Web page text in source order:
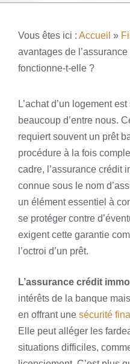
Vous êtes ici : Accueil »
avantages de
fonctionne-t-elle ?
L’achat d’un logement
beaucoup d’entre nous.
requiert souvent un prêt
procédure à la fois
cadre, l’assurance crédit
connue sous le nom
un élément essentiel à
se protéger contre
exigent cette garantie
l’octroi d’un prêt.
L’assurance crédit
intérêts de la banque
en offrant une sécurité
Elle peut alléger les
situations difficiles,